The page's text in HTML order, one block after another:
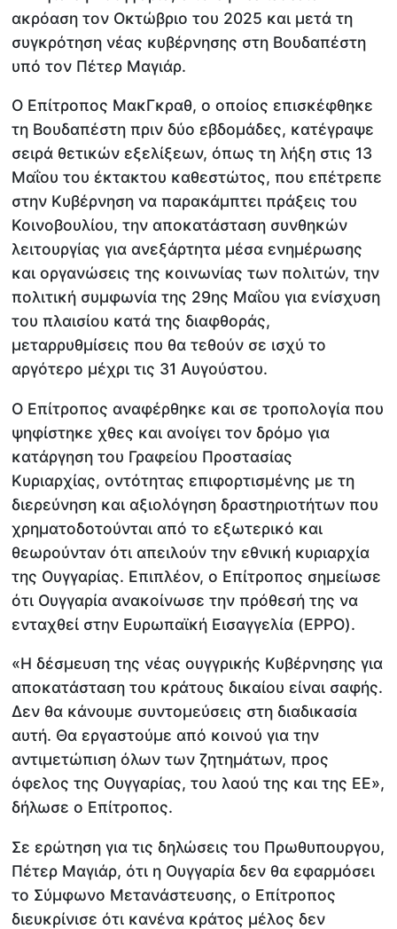
ακρόαση τον Οκτώβριο του 2025 και μετά τη
συγκρότηση νέας κυβέρνησης στη Βουδαπέστη
υπό τον Πέτερ Μαγιάρ.
Ο Επίτροπος ΜακΓκραθ, ο οποίος επισκέφθηκε
τη Βουδαπέστη πριν δύο εβδομάδες, κατέγραψε
σειρά θετικών εξελίξεων, όπως τη λήξη στις 13
Μαΐου του έκτακτου καθεστώτος, που επέτρεπε
στην Κυβέρνηση να παρακάμπτει πράξεις του
Κοινοβουλίου, την αποκατάσταση συνθηκών
λειτουργίας για ανεξάρτητα μέσα ενημέρωσης
και οργανώσεις της κοινωνίας των πολιτών, την
πολιτική συμφωνία της 29ης Μαΐου για ενίσχυση
του πλαισίου κατά της διαφθοράς,
μεταρρυθμίσεις που θα τεθούν σε ισχύ το
αργότερο μέχρι τις 31 Αυγούστου.
Ο Επίτροπος αναφέρθηκε και σε τροπολογία που
ψηφίστηκε χθες και ανοίγει τον δρόμο για
κατάργηση του Γραφείου Προστασίας
Κυριαρχίας, οντότητας επιφορτισμένης με τη
διερεύνηση και αξιολόγηση δραστηριοτήτων που
χρηματοδοτούνται από το εξωτερικό και
θεωρούνταν ότι απειλούν την εθνική κυριαρχία
της Ουγγαρίας. Επιπλέον, ο Επίτροπος σημείωσε
ότι Ουγγαρία ανακοίνωσε την πρόθεσή της να
ενταχθεί στην Ευρωπαϊκή Εισαγγελία (EPPO).
«Η δέσμευση της νέας ουγγρικής Κυβέρνησης για
αποκατάσταση του κράτους δικαίου είναι σαφής.
Δεν θα κάνουμε συντομεύσεις στη διαδικασία
αυτή. Θα εργαστούμε από κοινού για την
αντιμετώπιση όλων των ζητημάτων, προς
όφελος της Ουγγαρίας, του λαού της και της ΕΕ»,
δήλωσε ο Επίτροπος.
Σε ερώτηση για τις δηλώσεις του Πρωθυπουργου,
Πέτερ Μαγιάρ, ότι η Ουγγαρία δεν θα εφαρμόσει
το Σύμφωνο Μετανάστευσης, ο Επίτροπος
διευκρίνισε ότι κανένα κράτος μέλος δεν